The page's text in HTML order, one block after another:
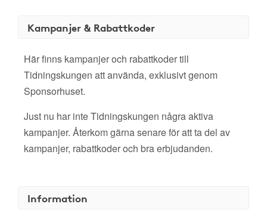
Kampanjer & Rabattkoder
Här finns kampanjer och rabattkoder till
Tidningskungen att använda, exklusivt genom
Sponsorhuset.
Just nu har inte Tidningskungen några aktiva
kampanjer. Återkom gärna senare för att ta del av
kampanjer, rabattkoder och bra erbjudanden.
Information